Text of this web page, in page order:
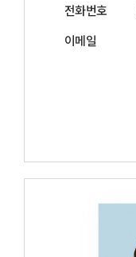
전화번호
이메일